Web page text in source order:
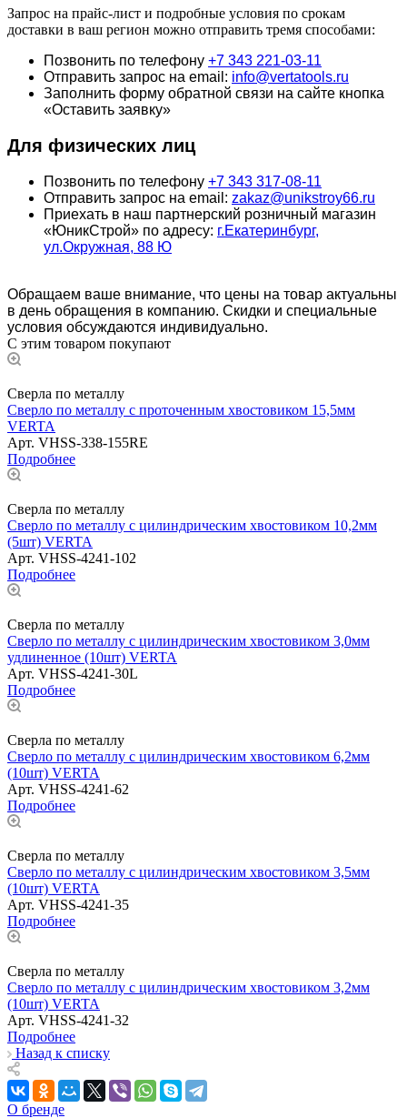
Запрос на прайс-лист и подробные условия по срокам
доставки в ваш регион можно отправить тремя способами:
Позвонить по телефону +7 343 221-03-11
Отправить запрос на email: info@vertatools.ru
Заполнить форму обратной связи на сайте кнопка
«Оставить заявку»
Для физических лиц
Позвонить по телефону +7 343 317-08-11
Отправить запрос на email: zakaz@unikstroy66.ru
Приехать в наш партнерский розничный магазин
«ЮникСтрой» по адресу: г.Екатеринбург,
ул.Окружная, 88 Ю
Обращаем ваше внимание, что цены на товар актуальны
в день обращения в компанию. Скидки и специальные
условия обсуждаются индивидуально.
С этим товаром покупают
Сверла по металлу
Сверло по металлу с проточенным хвостовиком 15,5мм
VERTA
Арт. VHSS-338-155RE
Подробнее
Сверла по металлу
Сверло по металлу с цилиндрическим хвостовиком 10,2мм
(5шт) VERTA
Арт. VHSS-4241-102
Подробнее
Сверла по металлу
Сверло по металлу с цилиндрическим хвостовиком 3,0мм
удлиненное (10шт) VERTA
Арт. VHSS-4241-30L
Подробнее
Сверла по металлу
Сверло по металлу с цилиндрическим хвостовиком 6,2мм
(10шт) VERTA
Арт. VHSS-4241-62
Подробнее
Сверла по металлу
Сверло по металлу с цилиндрическим хвостовиком 3,5мм
(10шт) VERTA
Арт. VHSS-4241-35
Подробнее
Сверла по металлу
Сверло по металлу с цилиндрическим хвостовиком 3,2мм
(10шт) VERTA
Арт. VHSS-4241-32
Подробнее
Назад к списку
О бренде